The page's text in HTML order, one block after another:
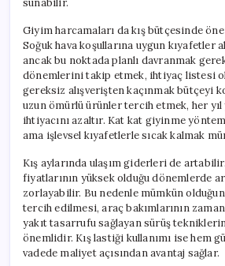
Giyim harcamaları da kış bütçesinde
Soğuk hava koşullarına uygun kıyafetler
ancak bu noktada planlı davranmak
dönemlerini takip etmek, ihtiyaç listesi
gereksiz alışverişten kaçınmak bütçeyi
uzun ömürlü ürünler tercih etmek, her yıl
ihtiyacını azaltır. Kat kat giyinme
ama işlevsel kıyafetlerle sıcak kalmak
Kış aylarında ulaşım giderleri de
fiyatlarının yüksek olduğu dönemlerde
zorlayabilir. Bu nedenle mümkün
tercih edilmesi, araç bakımlarının
yakıt tasarrufu sağlayan sürüş
önemlidir. Kış lastiği kullanımı ise hem
vadede maliyet açısından avantaj sağlar.